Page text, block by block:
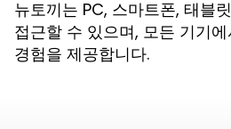
뉴토끼는 PC, 스마트폰, 태블
접근할 수 있으며, 모든 기기
경험을 제공합니다.